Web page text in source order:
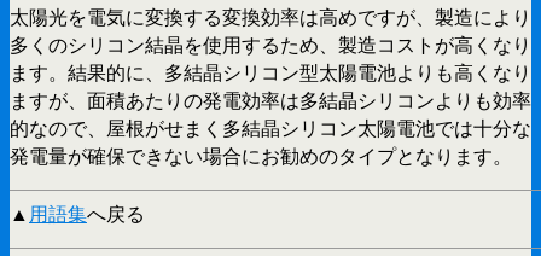
太陽光を電気に変換する変換効率は高めですが、製造により
多くのシリコン結晶を使用するため、製造コストが高くなり
ます。結果的に、多結晶シリコン型太陽電池よりも高くなり
ますが、面積あたりの発電効率は多結晶シリコンよりも効率
的なので、屋根がせまく多結晶シリコン太陽電池では十分な
発電量が確保できない場合にお勧めのタイプとなります。
▲用語集へ戻る